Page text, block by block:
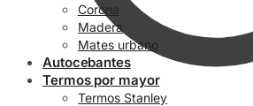
Corona
Madera
Mates urbano
Autocebantes
Termos por mayor
Termos Stanley